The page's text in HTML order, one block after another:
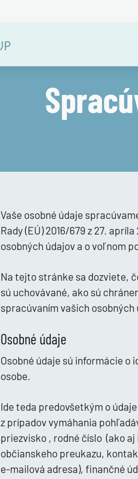
Vaše osobné údaje
Rady (EÚ) 2016/679 z 27.
osobných údajov a o voľnom
Na tejto stránke sa dozviete,
sú uchovávané, ako sú
spracúvaním vašich osobných
Osobné údaje
Osobné údaje sú informácie
osobe.
Ide teda predovšetkým o
z prípadov vymáhania
priezvisko , rodné číslo (ako
občianskeho preukazu,
e-mailová adresa), finančné